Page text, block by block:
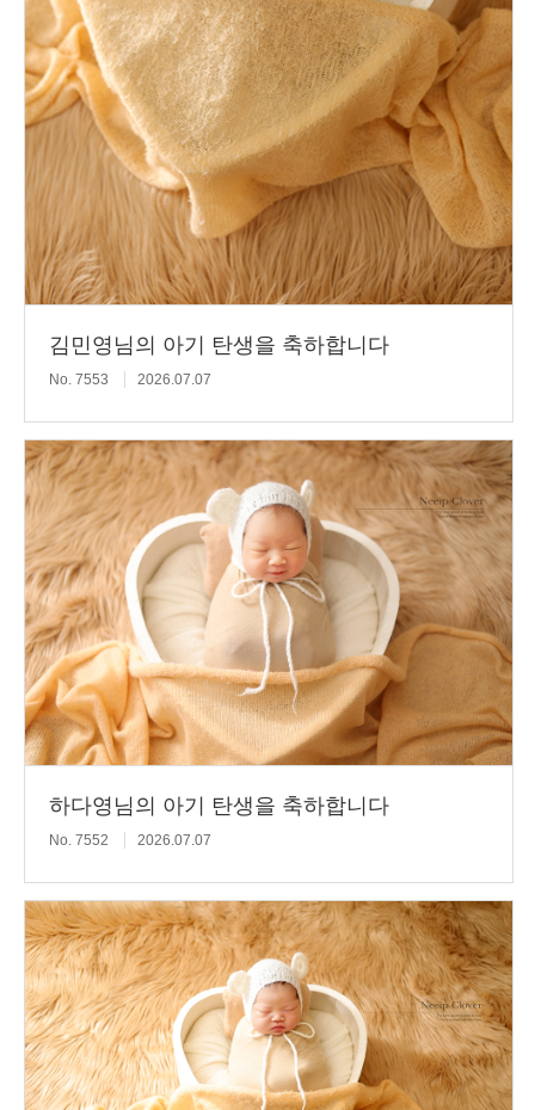
김민영님의 아기 탄생을 축하합니다
No. 7553 2026.07.07
하다영님의 아기 탄생을 축하합니다
No. 7552 2026.07.07